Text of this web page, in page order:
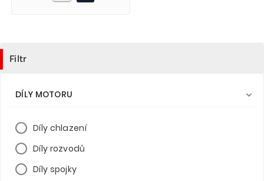
Filtr
DÍLY MOTORU 
Díly chlazení
Díly rozvodů
Díly spojky